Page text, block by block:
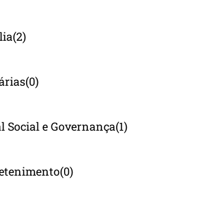
(2)
(0)
Social e Governança(1)
(0)